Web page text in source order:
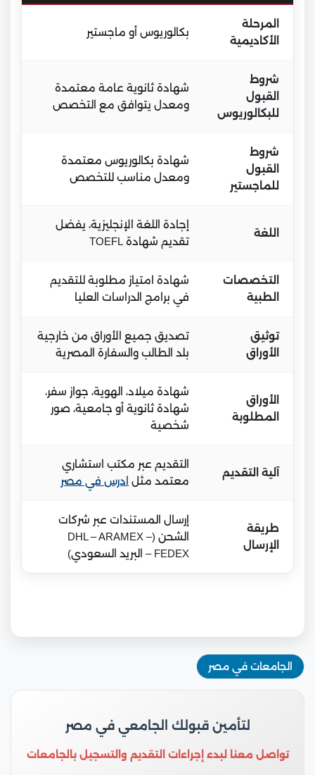
المرحلة
الأكاديمية
بكالوريوس أو ماجستير
شروط
القبول
للبكالوريوس
شهادة ثانوية عامة معتمدة
ومعدل يتوافق مع التخصص
شروط
القبول
للماجستير
شهادة بكالوريوس معتمدة
ومعدل مناسب للتخصص
اللغة
إجادة اللغة الإنجليزية، يفضل
تقديم شهادة TOEFL
التخصصات
الطبية
شهادة امتياز مطلوبة للتقديم
في برامج الدراسات العليا
توثيق
الأوراق
تصديق جميع الأوراق من خارجية
بلد الطالب والسفارة المصرية
الأوراق
المطلوبة
شهادة ميلاد، الهوية، جواز سفر،
شهادة ثانوية أو جامعية، صور
شخصية
آلية التقديم
التقديم عبر مكتب استشاري
معتمد مثل ادرس في مصر
طريقة
الإرسال
إرسال المستندات عبر شركات
الشحن (DHL – ARAMEX –
FEDEX – البريد السعودي)
الجامعات في مصر
لتأمين قبولك الجامعي في مصر
تواصل معنا لبدء إجراءات التقديم والتسجيل بالجامعات